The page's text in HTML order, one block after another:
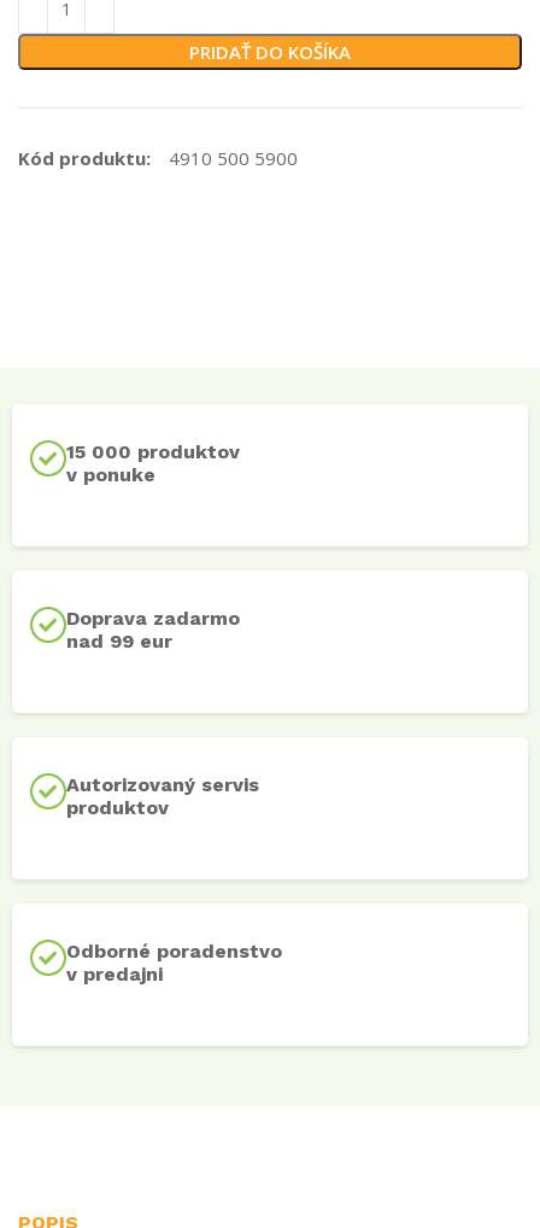
PRIDAŤ DO KOŠÍKA
Kód produktu: 4910 500 5900
15 000 produktov
v ponuke
Doprava zadarmo
nad 99 eur
Autorizovaný servis
produktov
Odborné poradenstvo
v predajni
POPIS